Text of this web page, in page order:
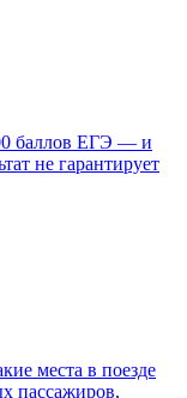
баллов ЕГЭ — и
не гарантирует
места в поезде
пассажиров,